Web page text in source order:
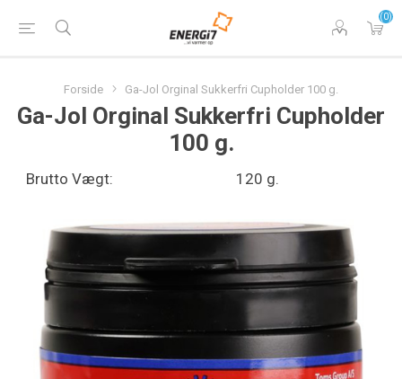
(0)
Forside Ga-Jol Orginal Sukkerfri Cupholder 100 g.
Ga-Jol Orginal Sukkerfri Cupholder
100 g.
Brutto Vægt: 120 g.